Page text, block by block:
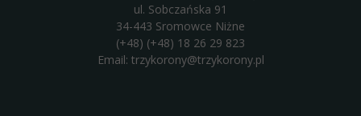
ul. Sobczańska 91
34-443 Sromowce Niżne
(+48) (+48) 18 26 29 823
Email: trzykorony@trzykorony.pl